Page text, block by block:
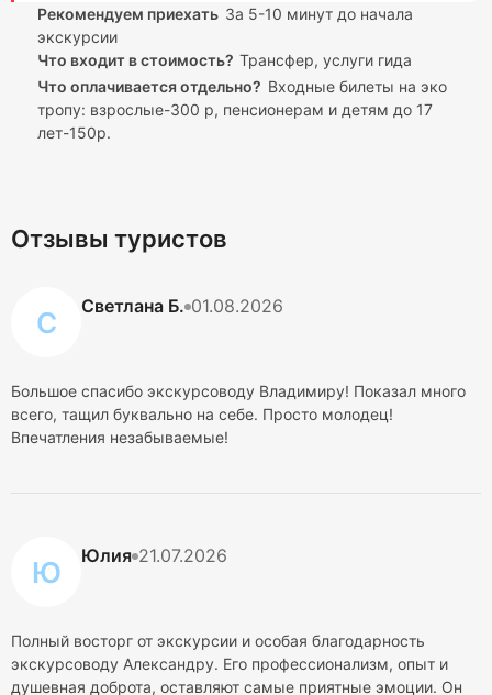
Рекомендуем приехать За 5-10 минут до начала
экскурсии
Что входит в стоимость? Трансфер, услуги гида
Что оплачивается отдельно? Входные билеты на эко
тропу: взрослые-300 р, пенсионерам и детям до 17
лет-150р.
Отзывы туристов
С Светлана Б. 01.08.2026
Большое спасибо экскурсоводу Владимиру! Показал много
всего, тащил буквально на себе. Просто молодец!
Впечатления незабываемые!
Ю Юлия 21.07.2026
Полный восторг от экскурсии и особая благодарность
экскурсоводу Александру. Его профессионализм, опыт и
душевная доброта, оставляют самые приятные эмоции. Он